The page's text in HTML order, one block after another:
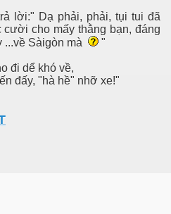
lời:" Dạ phải, phải, tụi tui đã
cho mấy thằng bạn, đáng
...về Sàigòn mà
"
khó về,
hề" nhỡ xe!"